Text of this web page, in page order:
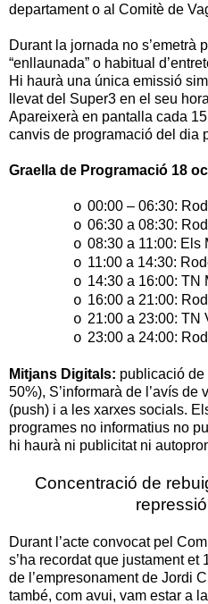
departament o al Comitè de
Durant la jornada no s’emetrà
“enllaunada” o habitual
Hi haurà una única emissió
llevat del Super3 en el seu
Apareixerà en pantalla cada
canvis de programació del dia
Graella de Programació 18
o 00:00 – 06:30:
o 06:30 a 08:30:
o 08:30 a 11:00: Els
o 11:00 a 14:30:
o 14:30 a 16:00: TN
o 16:00 a 21:00:
o 21:00 a 23:00: TN
o 23:00 a 24:00:
Mitjans Digitals: publicació de
50%), S’informarà de l’avís
(push) i a les xarxes socials.
programes no informatius no
hi haurà ni publicitat ni
Concentració de
Durant l’acte convocat pel
s’ha recordat que justament et
de l’empresonament de Jordi
també, com avui, vam estar a